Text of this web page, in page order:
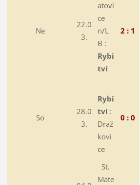
Ne
22.0
3.
atovi
ce
n/L
B :
Rybi
tví
2 : 1
So
28.0
3.
Rybi
tví:
Draž
kovi
ce
0 : 0
St.
Mate